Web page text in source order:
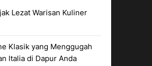
Lezat Warisan Kuliner
Klasik yang Menggugah
Italia di Dapur Anda